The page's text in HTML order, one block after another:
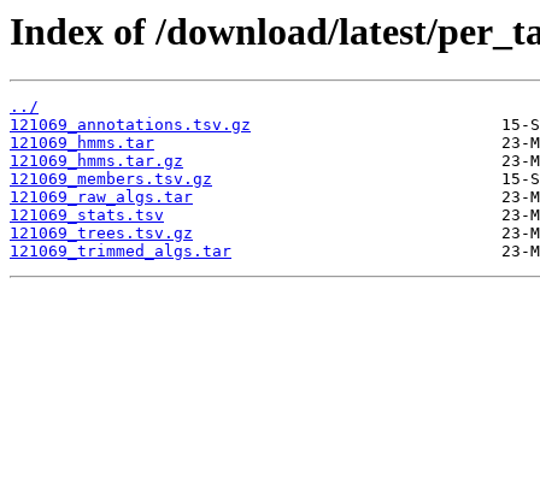
Index of /download/latest/
../
121069_annotations.tsv.gz
121069_hmms.tar
121069_hmms.tar.gz
121069_members.tsv.gz
121069_raw_algs.tar
121069_stats.tsv
121069_trees.tsv.gz
121069_trimmed_algs.tar